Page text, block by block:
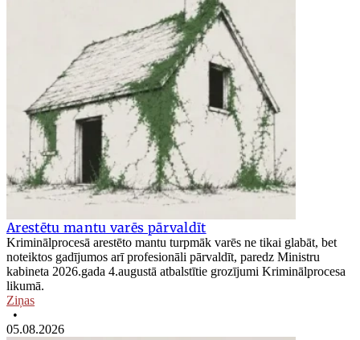
Arestētu mantu varēs pārvaldīt
Kriminālprocesā arestēto mantu turpmāk varēs ne tikai glabāt, bet
noteiktos gadījumos arī profesionāli pārvaldīt, paredz Ministru
kabineta 2026.gada 4.augustā atbalstītie grozījumi Kriminālprocesa
likumā.
Ziņas
•
05.08.2026